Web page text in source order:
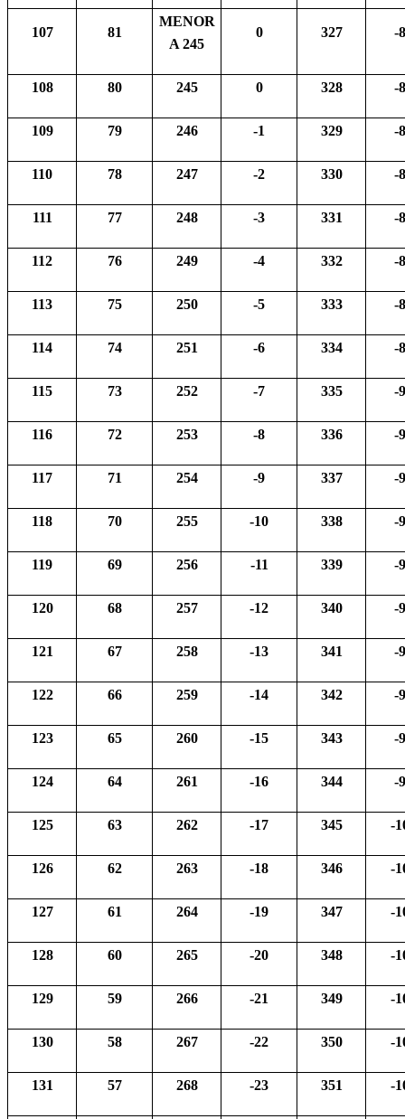
107 81
MENOR
A 245
0 327 -
108 80 245 0 328 -
109 79 246 -1 329 -
110 78 247 -2 330 -
111 77 248 -3 331 -
112 76 249 -4 332 -
113 75 250 -5 333 -
114 74 251 -6 334 -
115 73 252 -7 335 -
116 72 253 -8 336 -
117 71 254 -9 337 -
118 70 255 -10 338 -
119 69 256 -11 339 -
120 68 257 -12 340 -
121 67 258 -13 341 -
122 66 259 -14 342 -
123 65 260 -15 343 -
124 64 261 -16 344 -
125 63 262 -17 345 -
126 62 263 -18 346 -
127 61 264 -19 347 -
128 60 265 -20 348 -
129 59 266 -21 349 -
130 58 267 -22 350 -
131 57 268 -23 351 -